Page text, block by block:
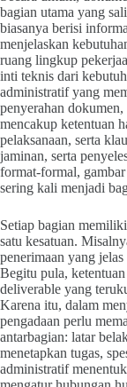
bagian utama yang
biasanya berisi
menjelaskan
ruang lingkup
inti teknis dari
administratif yang
penyerahan
mencakup ketentuan
pelaksanaan, serta
jaminan, serta
format-formal,
sering kali menjadi
Setiap bagian
satu kesatuan.
penerimaan yang
Begitu pula,
deliverable yang
Karena itu, dalam
pengadaan perlu
antarbagian: latar
menetapkan tugas,
administratif